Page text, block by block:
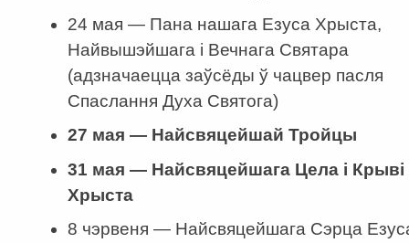
24 мая — Пана нашага Езуса Хрыста,
Найвышэйшага і Вечнага Святара
(адзначаецца заўсёды ў чацвер пасля
Спаслання Духа Святога)
27 мая — Найсвяцейшай Тройцы
31 мая — Найсвяцейшага Цела і Крыві
Хрыста
8 чэрвеня — Найсвяцейшага Сэрца